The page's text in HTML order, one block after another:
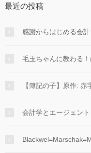
最近の投稿
感謝からはじめる会
毛玉ちゃんに教わる
【簿記の子】原作: 赤
会計学とエージェン